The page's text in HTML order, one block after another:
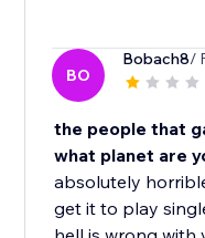
BO
Bobach8/
the people that
what planet are
absolutely
get it to play